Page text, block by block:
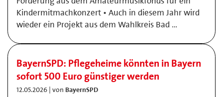
Kindermitmachkonzert • Auch in diesem Jahr wird
wieder ein Projekt aus dem Wahlkreis Bad …
BayernSPD: Pflegeheime könnten in Bayern
sofort 500 Euro günstiger werden
12.05.2026 | von BayernSPD